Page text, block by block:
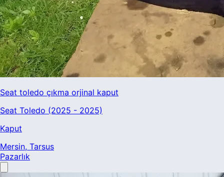
Seat toledo çıkma orjinal kaput
Seat Toledo (2025 - 2025)
Kaput
Mersin, Tarsus
Pazarlık